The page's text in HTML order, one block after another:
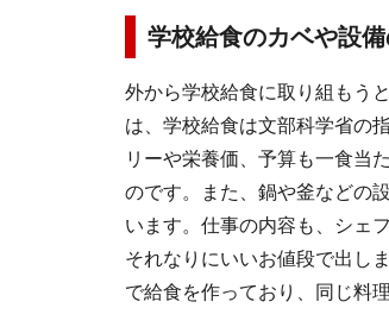
学校給食のカベや設
外から学校給食に取り組もう
は、学校給食は文部科学省の
リーや栄養価、予算も一食当
のです。また、鍋や釜などの
います。仕事の内容も、シェ
それなりにいいお値段で出し
で給食を作っており、同じ料